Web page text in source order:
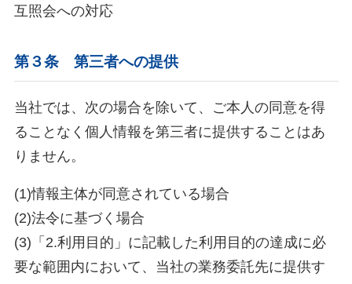
互照会への対応
第３条 第三者への提供
当社では、次の場合を除いて、ご本人の同意を得
ることなく個人情報を第三者に提供することはあ
りません。
(1)情報主体が同意されている場合
(2)法令に基づく場合
(3)「2.利用目的」に記載した利用目的の達成に必
要な範囲内において、当社の業務委託先に提供す